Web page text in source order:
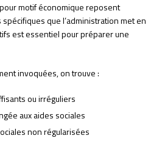
motif économique reposent
que l’administration met en
est essentiel pour préparer une
invoquées, on trouve :
ou irréguliers
aux aides sociales
non régularisées